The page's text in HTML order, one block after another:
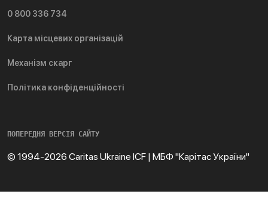
0 800 336 734
Карта місцевих організацій
Механізм скарг
Політика конфіденційності
ПОПЕРЕДНЯ ВЕРСІЯ САЙТУ
© 1994-2026 Caritas Ukraine ICF | МБФ "Карітас України"